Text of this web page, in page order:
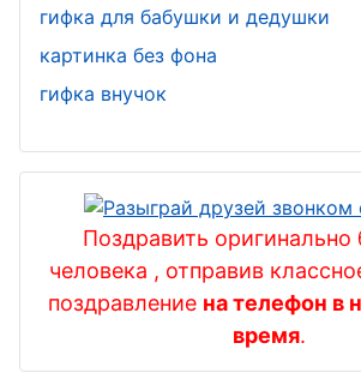
День
снабженца
День ФСБ
День хоккея
День
энергетика
День
риэлтора ,
гифка для бабушки и дедушки
картинка без фона
гифка внучок
Поздравить оригинально
человека , отправив
поздравление на телефон в
время.